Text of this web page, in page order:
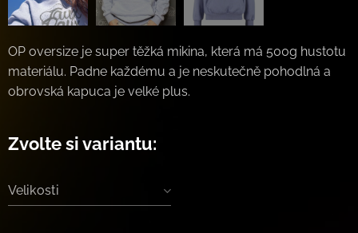
OP oversize je super těžká mikina, která má 500g hustotu
materiálu. Padne každému a je neskutečně pohodlná a
obrovská kapuca je velké plus.
Zvolte si variantu:
Velikosti